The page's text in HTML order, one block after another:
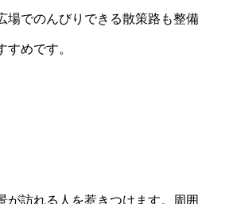
場でのんびりできる散策路も整備
めです。
が訪れる人を惹きつけます。周囲